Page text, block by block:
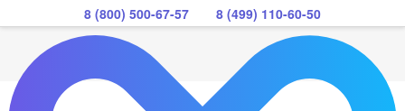
8 (800) 500-67-57 8 (499) 110-60-50